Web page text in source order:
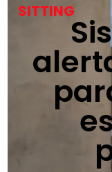
SITTING